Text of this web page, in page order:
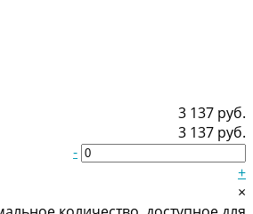
3 137 руб.
3 137 руб.
-
+
×